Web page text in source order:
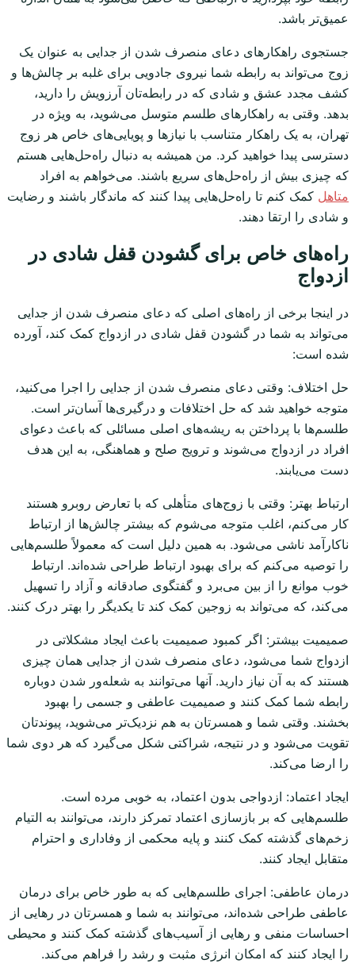
عمیق‌تر باشد.
جستجوی راهکارهای دعای منصرف شدن از جدایی به عنوان یک
زوج می‌تواند به رابطه شما نیروی جادویی برای غلبه بر چالش‌ها و
کشف مجدد عشق و شادی که در رابطه‌تان آرزویش را دارید،
بدهد. وقتی به راهکارهای طلسم متوسل می‌شوید، به ویژه در
تهران، به یک راهکار متناسب با نیازها و پویایی‌های خاص هر زوج
دسترسی پیدا خواهید کرد. من همیشه به دنبال راه‌حل‌هایی هستم
که چیزی بیش از راه‌حل‌های سریع باشند. می‌خواهم به افراد
متاهل کمک کنم تا راه‌حل‌هایی پیدا کنند که ماندگار باشند و رضایت
و شادی را ارتقا دهند.
راه‌های خاص برای گشودن قفل شادی در
ازدواج
در اینجا برخی از راه‌های اصلی که دعای منصرف شدن از جدایی
می‌تواند به شما در گشودن قفل شادی در ازدواج کمک کند، آورده
شده است:
حل اختلاف: وقتی دعای منصرف شدن از جدایی را اجرا می‌کنید،
متوجه خواهید شد که حل اختلافات و درگیری‌ها آسان‌تر است.
طلسم‌ها با پرداختن به ریشه‌های اصلی مسائلی که باعث دعوای
افراد در ازدواج می‌شوند و ترویج صلح و هماهنگی، به این هدف
دست می‌یابند.
ارتباط بهتر: وقتی با زوج‌های متأهلی که با تعارض روبرو هستند
کار می‌کنم، اغلب متوجه می‌شوم که بیشتر چالش‌ها از ارتباط
ناکارآمد ناشی می‌شود. به همین دلیل است که معمولاً طلسم‌هایی
را توصیه می‌کنم که برای بهبود ارتباط طراحی شده‌اند. ارتباط
خوب موانع را از بین می‌برد و گفتگوی صادقانه و آزاد را تسهیل
می‌کند، که می‌تواند به زوجین کمک کند تا یکدیگر را بهتر درک کنند.
صمیمیت بیشتر: اگر کمبود صمیمیت باعث ایجاد مشکلاتی در
ازدواج شما می‌شود، دعای منصرف شدن از جدایی همان چیزی
هستند که به آن نیاز دارید. آنها می‌توانند به شعله‌ور شدن دوباره
رابطه شما کمک کنند و صمیمیت عاطفی و جسمی را بهبود
بخشند. وقتی شما و همسرتان به هم نزدیک‌تر می‌شوید، پیوندتان
تقویت می‌شود و در نتیجه، شراکتی شکل می‌گیرد که هر دوی شما
را ارضا می‌کند.
ایجاد اعتماد: ازدواجی بدون اعتماد، به خوبی مرده است.
طلسم‌هایی که بر بازسازی اعتماد تمرکز دارند، می‌توانند به التیام
زخم‌های گذشته کمک کنند و پایه محکمی از وفاداری و احترام
متقابل ایجاد کنند.
درمان عاطفی: اجرای طلسم‌هایی که به طور خاص برای درمان
عاطفی طراحی شده‌اند، می‌توانند به شما و همسرتان در رهایی از
احساسات منفی و رهایی از آسیب‌های گذشته کمک کنند و محیطی
را ایجاد کنند که امکان انرژی مثبت و رشد را فراهم می‌کند.